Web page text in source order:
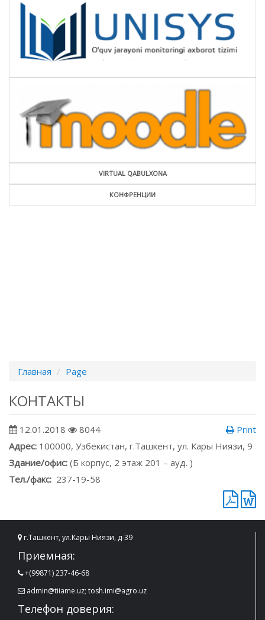
VIRTUAL QABULXONA
КОНФРЕНЦИИ
Главная Page
КОНТАКТЫ
12.01.2018 8044
Print
Адрес: 100000, Узбекистан, г.Ташкент, ул. Кары Ниязи, 9
Здание/офис: (Б корпус, 2 этаж 201 – ауд. )
Тел./факс: 237-19-58
г.Ташкент, ул.Кары Ниязи, д-39
Приемная:
+(99871) 237-46-68
admin@tiiame.uz; tosh.imi@agro.uz
Телефон доверия: